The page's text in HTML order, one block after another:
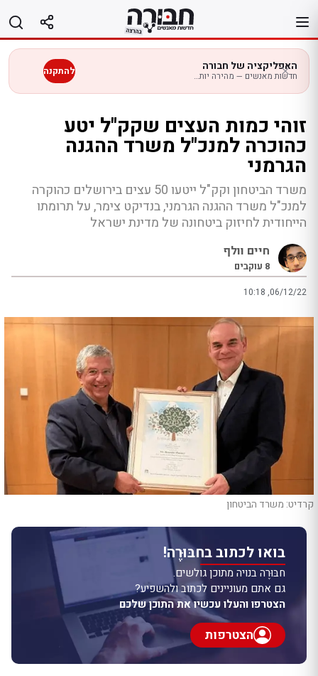
לתוכן
האפליקציה של חבורה
חדשות מאנשים — מהירה יותר בנייד להתקנה
זוהי כמות העצים שקק"ל יטע
כהוכרה למנכ"ל משרד ההגנה
הגרמני
משרד הביטחון וקק"ל ייטעו 50 עצים בירושלים כהוקרה
למנכ"ל משרד ההגנה הגרמני, בנדיקט צימר, על תרומתו
הייחודית לחיזוק ביטחונה של מדינת ישראל
חיים וולף
8 עוקבים
10:18 ,06/12/22
קרדיט: משרד הביטחון
בואו לכתוב בחבּוּרֶה!
חבּוּרֶה בנויה מתוכן גולשים.
גם אתם מעוניינים לכתוב ולהשפיע?
הצטרפו והעלו עכשיו את התוכן שלכם
הצטרפות